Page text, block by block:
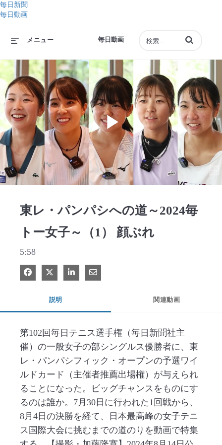
毎日新聞
毎日動画
毎日動画
メニュー 動画の検索語句
Play
東レ・パンパシへの道～2024毎
トー女子～（1） 顔ぶれ
5:58
Facebook で共有
Xで共有する
LinkedIn で共有
電子メールで共有
説明 関連動画
第102回毎日テニス選手権（毎日新聞社主
催）の一般女子の部シングルス優勝者に、東
レ・パンパシフィック・オープンの予選ワイ
ルドカード（主催者推薦出場権）が与えられ
ることになった。ビッグチャンスをものにす
るのは誰か。7月30日に行われた1回戦から、
8月4日の決勝を経て、日本最高峰の女子テニ
ス国際大会に挑むまでの道のりを動画で特集